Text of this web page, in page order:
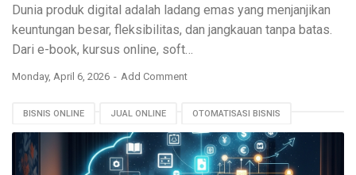
Dunia produk digital adalah ladang emas yang menjanjikan
keuntungan besar, fleksibilitas, dan jangkauan tanpa batas.
Dari e-book, kursus online, soft…
Monday, April 6, 2026 Add Comment
BISNIS ONLINE JUAL ONLINE OTOMATISASI BISNIS
PASSIVE INCOME PEMASARAN DIGITAL PRODUK DIGITAL
SEO E-COMMERCE